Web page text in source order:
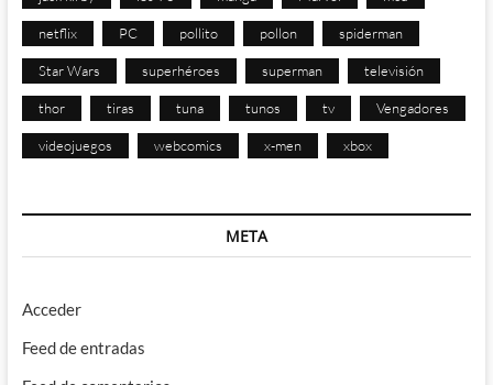
netflix PC pollito pollon spiderman
Star Wars superhéroes superman televisión
thor tiras tuna tunos tv Vengadores
videojuegos webcomics x-men xbox
META
Acceder
Feed de entradas